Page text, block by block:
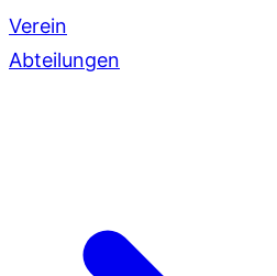
Verein
Abteilungen